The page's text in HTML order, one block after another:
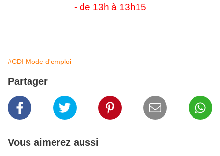
- de 13h à 13h15
#CDI Mode d'emploi
Partager
Vous aimerez aussi